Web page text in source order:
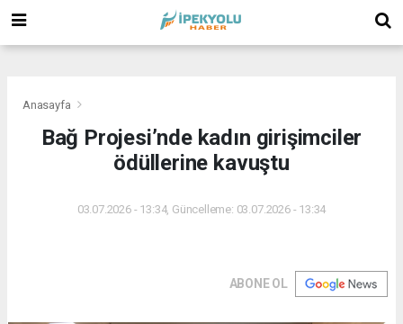
Anasayfa
Bağ Projesi’nde kadın girişimciler
ödüllerine kavuştu
03.07.2026 - 13:34, Güncelleme: 03.07.2026 - 13:34
ABONE OL